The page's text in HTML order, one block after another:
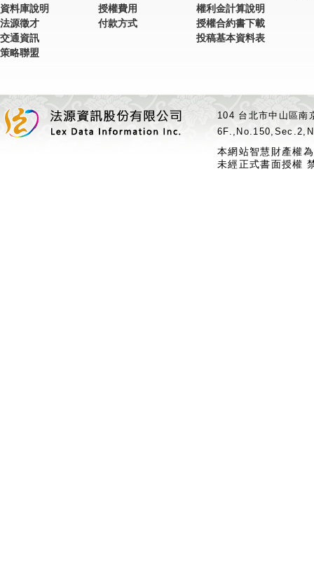
資料庫說明
法源徵才
交通資訊
策略聯盟
授權費用
付款方式
權利金計算說明
授權合約書下載
投稿基本資料表
104 台北市中山區
本網站智慧財產權
未經正式書面授權